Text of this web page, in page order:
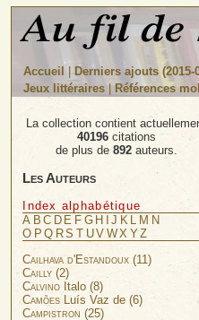
Accueil | Derniers ajouts (2015-
Jeux littéraires| Références
La collection contient
40196citations
de plus de 892auteurs.
Les Auteurs
Index alphabétique
A BC D E F G H IJ K L M N
O PQ RST UV WX YZ
Cailhava d'Estandoux (11)
Cailly (2)
CalvinoItalo (8)
Camões Luís Vaz de (6)
Campistron (25)